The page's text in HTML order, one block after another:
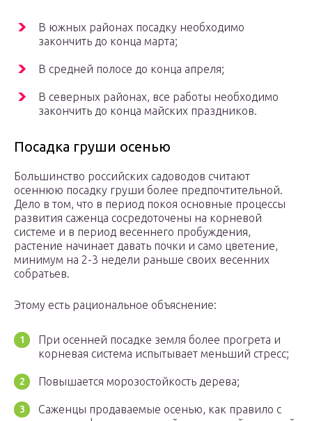
В южных районах посадку необходимо
закончить до конца марта;
В средней полосе до конца апреля;
В северных районах, все работы необходимо
закончить до конца майских праздников.
Посадка груши осенью
Большинство российских садоводов считают
осеннюю посадку груши более предпочтительной.
Дело в том, что в период покоя основные процессы
развития саженца сосредоточены на корневой
системе и в период весеннего пробуждения,
растение начинает давать почки и само цветение,
минимум на 2-3 недели раньше своих весенних
собратьев.
Этому есть рациональное объяснение:
При осенней посадке земля более прогрета и
корневая система испытывает меньший стресс;
Повышается морозостойкость дерева;
Саженцы продаваемые осенью, как правило с